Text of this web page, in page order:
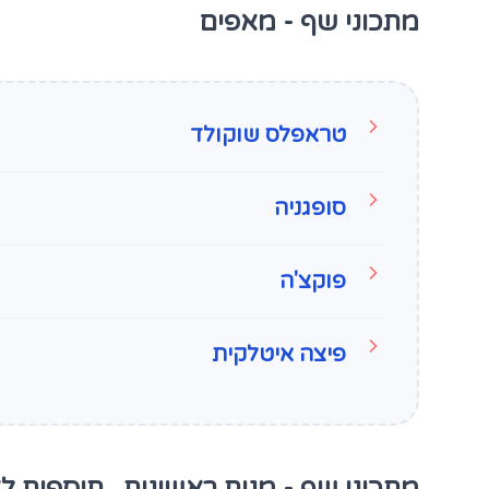
מתכוני שף - מאפים
טראפלס שוקולד
סופגניה
פוקצ'ה
פיצה איטלקית